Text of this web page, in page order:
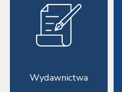
Wydawnictwa